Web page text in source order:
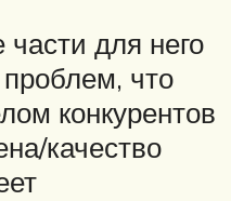
для него
что
конкурентов
качество